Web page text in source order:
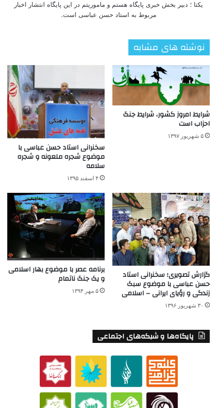
یکتا ؛ دبیر بخش خبری پایگاه هستم و ماموریتم در این پایگاه انتشار اخبار
مربوط به استاد حسن عباسی است.
نوشته های مشابه
شرایط امروز کشور، شرایط جنگ
احزاب است
۵ شهریور ۱۳۹۷
سخنرانی استاد حسن عباسی با
موضوع شجره ملعونه و شجره
سلامه
۴ اسفند ۱۳۹۵
گزارش تصویری؛ سخنرانی استاد
حسن عباسی با موضوع سبک
زندگی و رؤیای ایرانی – اسلامی
۳۰ شهریور ۱۳۹۶
برنامه عصر با موضوع بهار اسلامی
و یک جنگ ناتمام
۵ مهر ۱۳۹۴
پایگاه‌ها و شبکه‌های اجتماعی